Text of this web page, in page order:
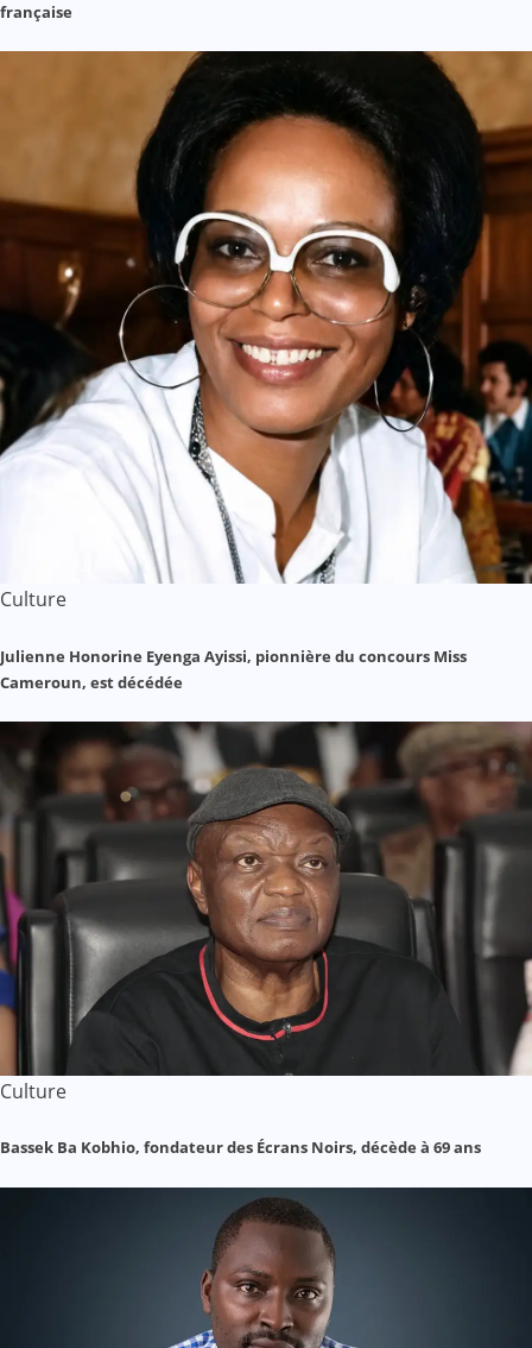
française
Culture
Julienne Honorine Eyenga Ayissi, pionnière du concours Miss
Cameroun, est décédée
Culture
Bassek Ba Kobhio, fondateur des Écrans Noirs, décède à 69 ans